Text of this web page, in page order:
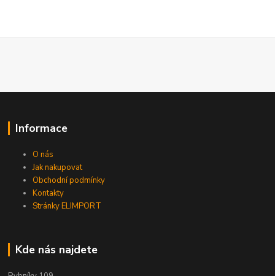
Informace
O nás
Jak nakupovat
Obchodní podmínky
Kontakty
Stránky ELIMPORT
Kde nás najdete